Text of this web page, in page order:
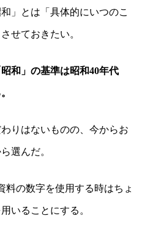
」とは「具体的にいつのこ
せておきたい。
和」の基準は昭和40年代
りはないものの、今からお
選んだ。
料の数字を使用する時はちょ
いることにする。